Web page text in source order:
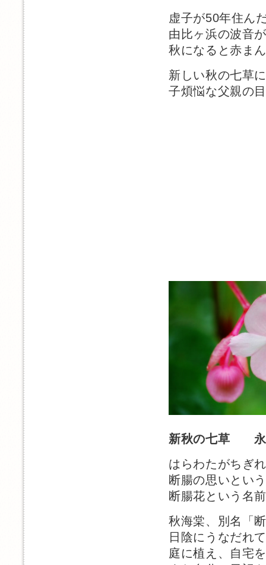
虚子が50年住ん
由比ヶ浜の波音
秋になると赤ま
新しい秋の七草
子煩悩な父親の
新秋の七草 永
はらわたがちぎ
断腸の思いとい
断腸花という名
秋海棠、別名「
日陰にうなだれ
庭に植え、自宅